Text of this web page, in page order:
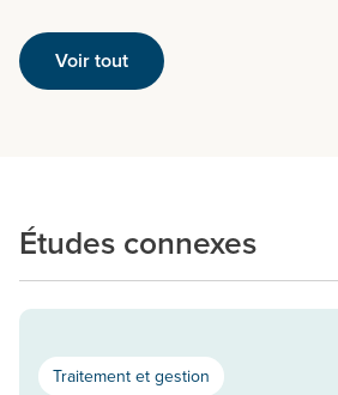
Voir tout
Études connexes
Traitement et gestion